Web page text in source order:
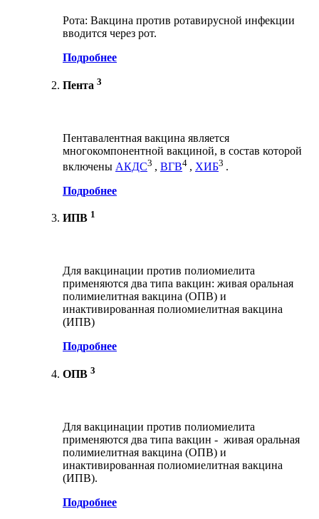
Рота: Вакцина против ротавирусной инфекции
вводится через рот.
Подробнее
Пента 3
Пентавалентная вакцина является
многокомпонентной вакциной, в состав которой
включены АКДС3 , ВГВ4 , ХИБ3 .
Подробнее
ИПВ 1
Для вакцинации против полиомиелита
применяются два типа вакцин: живая оральная
полимиелитная вакцина (ОПВ) и
инактивированная полиомиелитная вакцина
(ИПВ)
Подробнее
ОПВ 3
Для вакцинации против полиомиелита
применяются два типа вакцин - живая оральная
полимиелитная вакцина (ОПВ) и
инактивированная полиомиелитная вакцина
(ИПВ).
Подробнее